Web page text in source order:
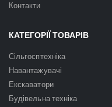
Контакти
КАТЕГОРІЇ ТОВАРІВ
Сільгосптехніка
Навантажувачі
Екскаватори
Будівельна техніка